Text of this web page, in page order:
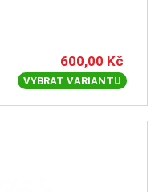
600,00 Kč
VYBRAT VARIANTU